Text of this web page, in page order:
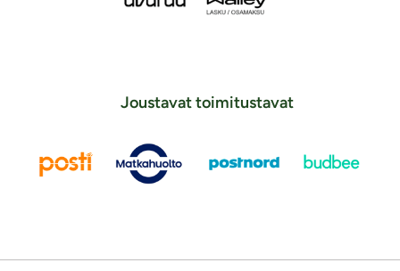
Joustavat toimitustavat